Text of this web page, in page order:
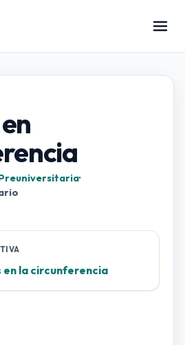
·
en la circunferencia